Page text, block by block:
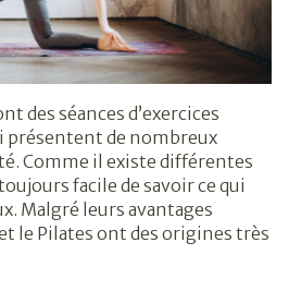
des séances d’exercices
présentent de nombreux
Comme il existe différentes
facile de savoir ce qui
Malgré leurs avantages
le Pilates ont des origines très